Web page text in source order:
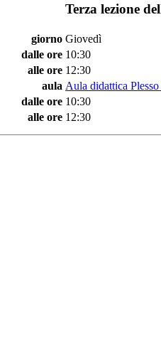
Terza lezione
giorno Giovedì
dalle ore 10:30
alle ore 12:30
aula Aula didattica
dalle ore 10:30
alle ore 12:30